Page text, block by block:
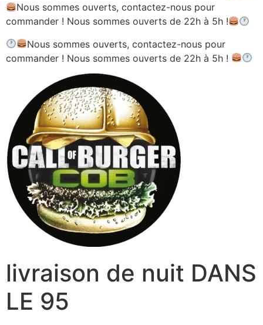
Nous sommes ouverts, contactez-nous pour
commander ! Nous sommes ouverts de 22h à 5h !
Nous sommes ouverts, contactez-nous pour
commander ! Nous sommes ouverts de 22h à 5h !
livraison de nuit DANS
LE 95